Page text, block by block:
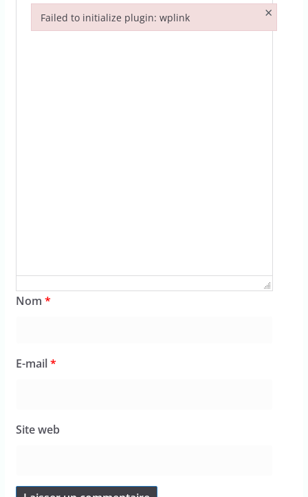
Nom *
E-mail*
Site web
Failed to initialize plugin: wplink ×
Failed to initialize plugin: wplink